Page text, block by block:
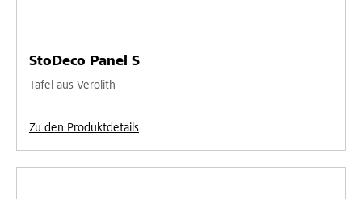
StoDeco Panel S
Tafel aus Verolith
Zu den Produktdetails